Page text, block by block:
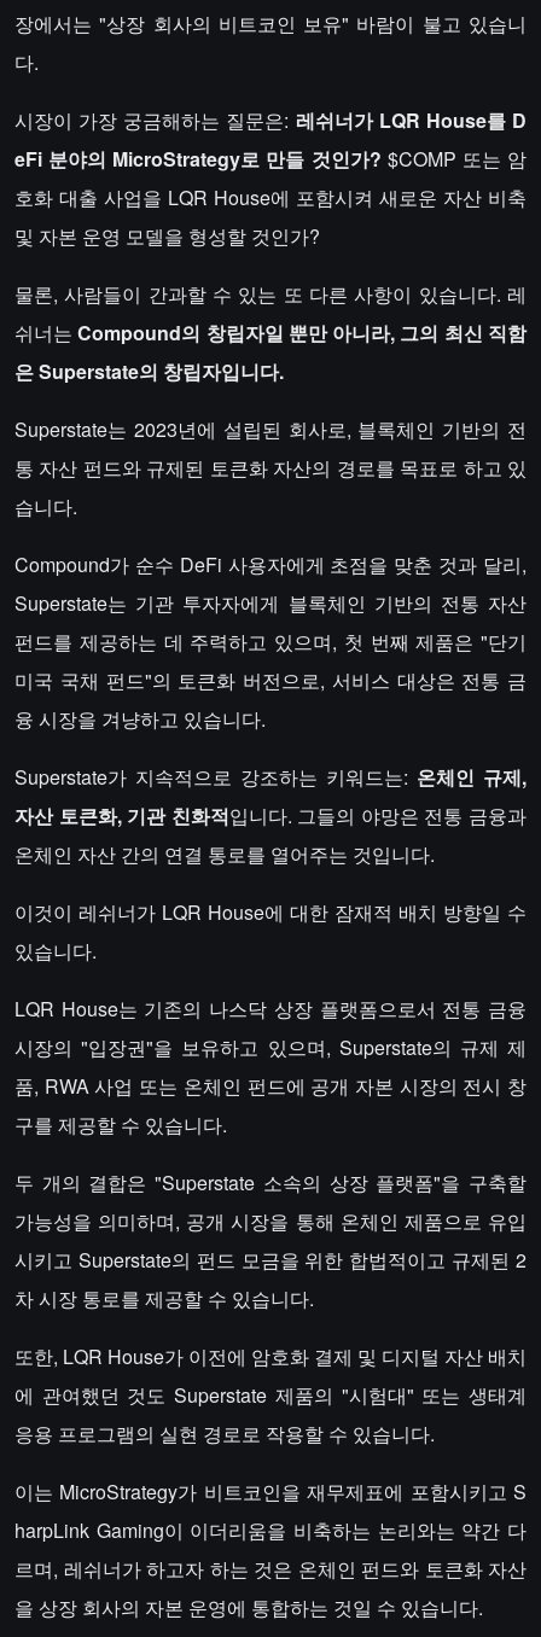
장에서는 "상장 회사의 비트코인 보유" 바람이 불고 있습니
다.
시장이 가장 궁금해하는 질문은: 레쉬너가 LQR House를 D
eFi 분야의 MicroStrategy로 만들 것인가? $COMP 또는 암
호화 대출 사업을 LQR House에 포함시켜 새로운 자산 비축
및 자본 운영 모델을 형성할 것인가?
물론, 사람들이 간과할 수 있는 또 다른 사항이 있습니다. 레
쉬너는Compound의 창립자일 뿐만 아니라, 그의 최신 직함
은 Superstate의 창립자입니다.
Superstate는 2023년에 설립된 회사로, 블록체인 기반의 전
통 자산 펀드와 규제된 토큰화 자산의 경로를 목표로 하고 있
습니다.
Compound가 순수 DeFi 사용자에게 초점을 맞춘 것과 달리,
Superstate는 기관 투자자에게 블록체인 기반의 전통 자산
펀드를 제공하는 데 주력하고 있으며, 첫 번째 제품은 "단기
미국 국채 펀드"의 토큰화 버전으로, 서비스 대상은 전통 금
융 시장을 겨냥하고 있습니다.
Superstate가 지속적으로 강조하는 키워드는: 온체인 규제,
자산 토큰화, 기관 친화적입니다. 그들의 야망은 전통 금융과
온체인 자산 간의 연결 통로를 열어주는 것입니다.
이것이 레쉬너가 LQR House에 대한 잠재적 배치 방향일 수
있습니다.
LQR House는 기존의 나스닥 상장 플랫폼으로서 전통 금융
시장의 "입장권"을 보유하고 있으며, Superstate의 규제 제
품, RWA 사업 또는 온체인 펀드에 공개 자본 시장의 전시 창
구를 제공할 수 있습니다.
두 개의 결합은 "Superstate 소속의 상장 플랫폼"을 구축할
가능성을 의미하며, 공개 시장을 통해 온체인 제품으로 유입
시키고 Superstate의 펀드 모금을 위한 합법적이고 규제된 2
차 시장 통로를 제공할 수 있습니다.
또한, LQR House가 이전에 암호화 결제 및 디지털 자산 배치
에 관여했던 것도 Superstate 제품의 "시험대" 또는 생태계
응용 프로그램의 실현 경로로 작용할 수 있습니다.
이는 MicroStrategy가 비트코인을 재무제표에 포함시키고 S
harpLink Gaming이 이더리움을 비축하는 논리와는 약간 다
르며, 레쉬너가 하고자 하는 것은 온체인 펀드와 토큰화 자산
을 상장 회사의 자본 운영에 통합하는 것일 수 있습니다.